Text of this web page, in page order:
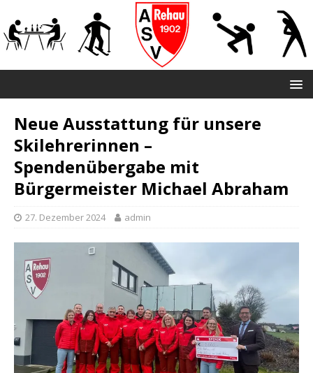
Neue Ausstattung für unsere
Skilehrerinnen –
Spendenübergabe mit
Bürgermeister Michael Abraham
27. Dezember 2024 admin